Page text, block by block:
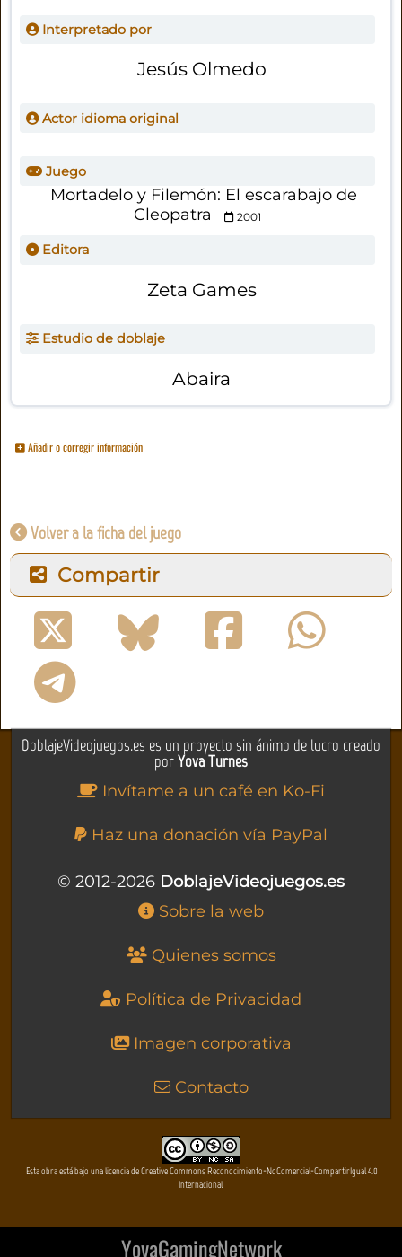
Interpretado por
Jesús Olmedo
Actor idioma original
Juego
Mortadelo y Filemón: El escarabajo de
Cleopatra
2001
Editora
Zeta Games
Estudio de doblaje
Abaira
Añadir o corregir información
Volver a la ficha del juego
Compartir
DoblajeVideojuegos.es es un proyecto sin ánimo de lucro creado
porYova Turnes
Invítame a un café en Ko-Fi
Haz una donación vía PayPal
© 2012-2026 DoblajeVideojuegos.es
Sobre la web
Quienes somos
Política de Privacidad
Imagen corporativa
Contacto
Esta obra está bajo una licencia de Creative Commons Reconocimiento-NoComercial-CompartirIgual 4.0
Internacional
YovaGamingNetwork